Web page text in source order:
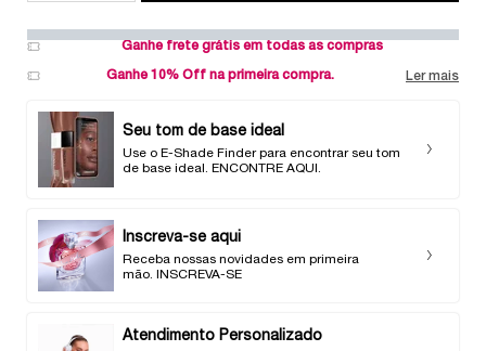
Ganhe frete grátis em todas as compras
Ganhe 10% Off na primeira compra. Ler mais
Seu tom de base ideal
Use o E-Shade Finder para encontrar seu tom
de base ideal. ENCONTRE AQUI.
Inscreva-se aqui
Receba nossas novidades em primeira
mão. INSCREVA-SE
Atendimento Personalizado